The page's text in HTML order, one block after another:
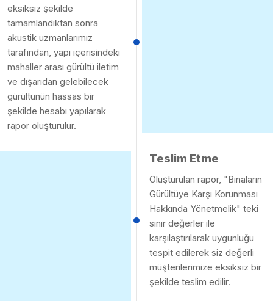
eksiksiz şekilde
tamamlandıktan sonra
akustik uzmanlarımız
tarafından, yapı içerisindeki
mahaller arası gürültü iletim
ve dışarıdan gelebilecek
gürültünün hassas bir
şekilde hesabı yapılarak
rapor oluşturulur.
Teslim Etme
Oluşturulan rapor, "Binaların
Gürültüye Karşı Korunması
Hakkında Yönetmelik" teki
sınır değerler ile
karşılaştırılarak uygunluğu
tespit edilerek siz değerli
müşterilerimize eksiksiz bir
şekilde teslim edilir.